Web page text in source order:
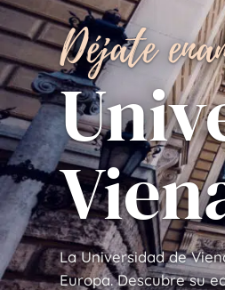
Déjate
La Universidad de
Europa. Descubre su